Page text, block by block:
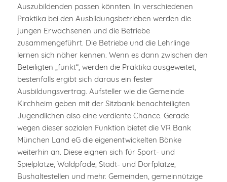
Auszubildenden passen könnten. In verschiedenen
Praktika bei den Ausbildungsbetrieben werden die
jungen Erwachsenen und die Betriebe
zusammengeführt. Die Betriebe und die Lehrlinge
lernen sich näher kennen. Wenn es dann zwischen den
Beteiligten „funkt“, werden die Praktika ausgeweitet,
bestenfalls ergibt sich daraus ein fester
Ausbildungsvertrag. Aufsteller wie die Gemeinde
Kirchheim geben mit der Sitzbank benachteiligten
Jugendlichen also eine verdiente Chance. Gerade
wegen dieser sozialen Funktion bietet die VR Bank
München Land eG die eigenentwickelten Bänke
weiterhin an. Diese eignen sich für Sport- und
Spielplätze, Waldpfade, Stadt- und Dorfplätze,
Bushaltestellen und mehr. Gemeinden, gemeinnützige